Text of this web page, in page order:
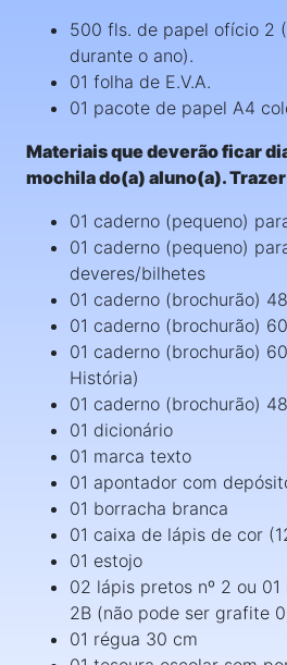
500 fls. de papel ofício 2
durante o ano).
01 folha de E.V.A.
01 pacote de papel A4
Materiais que deverão ficar
mochila do(a) aluno(a). Trazer
01 caderno (pequeno)
01 caderno (pequeno)
deveres/bilhetes
01 caderno (brochurão)
01 caderno (brochurão)
01 caderno (brochurão)
História)
01 caderno (brochurão)
01 dicionário
01 marca texto
01 apontador com
01 borracha branca
01 caixa de lápis de cor
01 estojo
02 lápis pretos nº 2 ou
2B (não pode ser grafite
01 régua 30 cm